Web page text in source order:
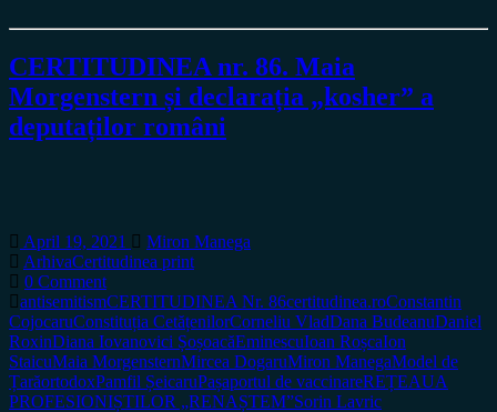
CERTITUDINEA nr. 86. Maia
Morgenstern și declarația „kosher” a
deputaților români
April 19, 2021
Miron Manega
ArhivaCertitudinea print
0 Comment
antisemitismCERTITUDINEA Nr. 86certitudinea.roConstantin
CojocaruConstituția CetățenilorCorneliu VladDana BudeanuDaniel
RoxinDiana Iovanovici ȘoșoacăEminescuIoan RoșcaIon
StaicuMaia MorgensternMircea DogaruMiron ManegaModel de
ȚarăortodoxPamfil ȘeicaruPașaportul de vaccinareREȚEAUA
PROFESIONIȘTILOR „RENAȘTEM”Sorin Lavric